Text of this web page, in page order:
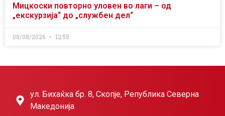
Мицкоски повторно уловен во лаги – од
„екскурзија“ до „службен дел“
08/08/2026 12:55
ул. Бихаќка бр. 8, Скопје, Република Северна
Македонија